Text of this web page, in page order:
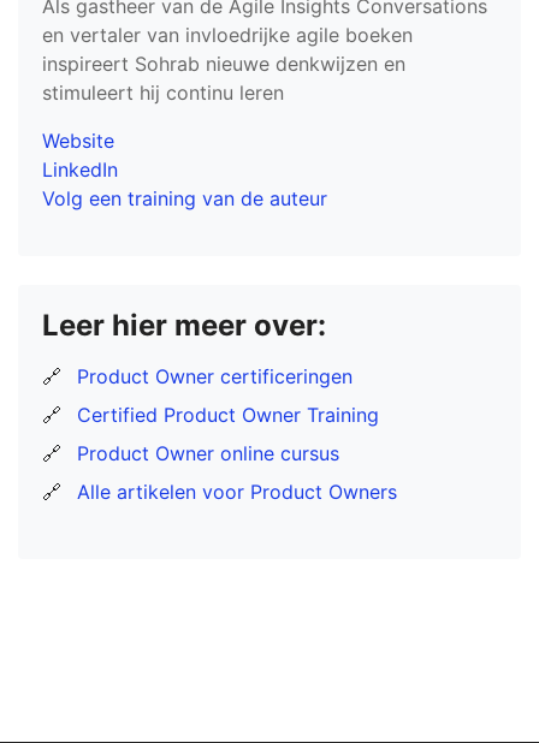
Als gastheer van de Agile Insights Conversations
en vertaler van invloedrijke agile boeken
inspireert Sohrab nieuwe denkwijzen en
stimuleert hij continu leren
Website
LinkedIn
Volg een training van de auteur
Leer hier meer over:
🔗
Product Owner certificeringen
🔗
Certified Product Owner Training
🔗
Product Owner online cursus
🔗
Alle artikelen voor Product Owners